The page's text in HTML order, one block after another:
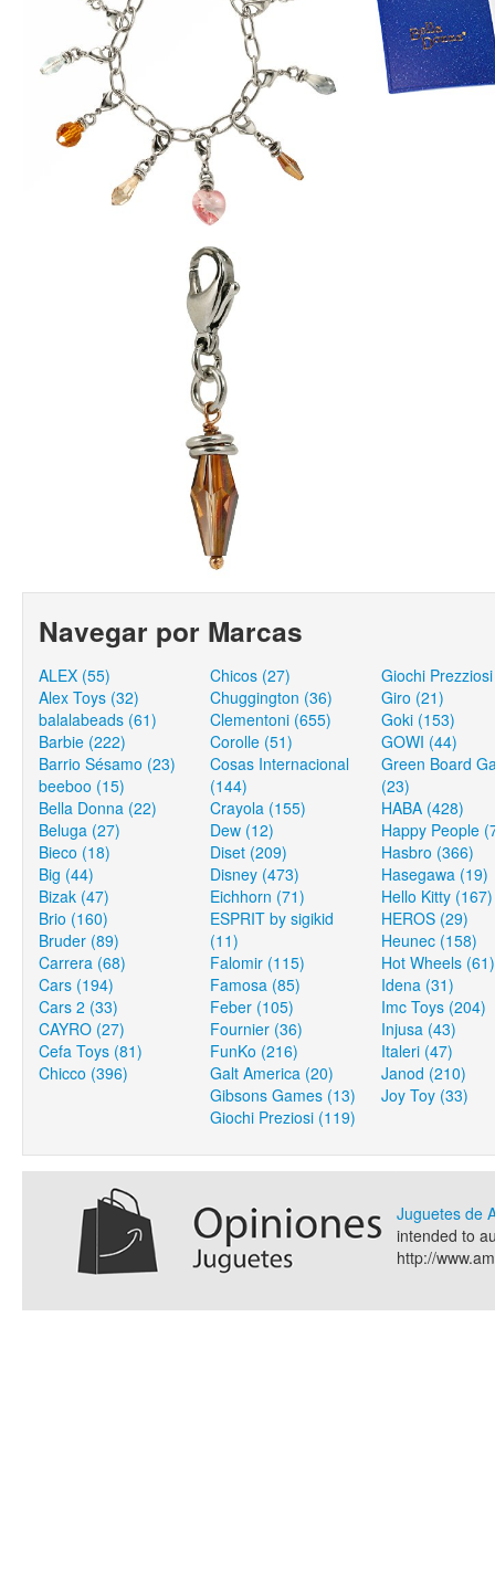
Navegar por Marcas
ALEX (55)
Alex Toys (32)
balalabeads (61)
Barbie (222)
Barrio Sésamo (23)
beeboo (15)
Bella Donna (22)
Beluga (27)
Bieco (18)
Big (44)
Bizak (47)
Brio (160)
Bruder (89)
Carrera (68)
Cars (194)
Cars 2 (33)
CAYRO (27)
Cefa Toys (81)
Chicco (396)
Chicos (27)
Chuggington (36)
Clementoni (655)
Corolle (51)
Cosas Internacional
(144)
Crayola (155)
Dew (12)
Diset (209)
Disney (473)
Eichhorn (71)
ESPRIT by sigikid
(11)
Falomir (115)
Famosa (85)
Feber (105)
Fournier (36)
FunKo (216)
Galt America (20)
Gibsons Games (13)
Giochi Preziosi (119)
Giochi
Giro (21)
Goki (153)
GOWI (44)
Green Board
(23)
HABA (428)
Happy People
Hasbro (366)
Hasegawa (19)
Hello Kitty (167)
HEROS (29)
Heunec (158)
Hot Wheels (61)
Idena (31)
Imc Toys (204)
Injusa (43)
Italeri (47)
Janod (210)
Joy Toy (33)
Juguetes de
intended to
http://